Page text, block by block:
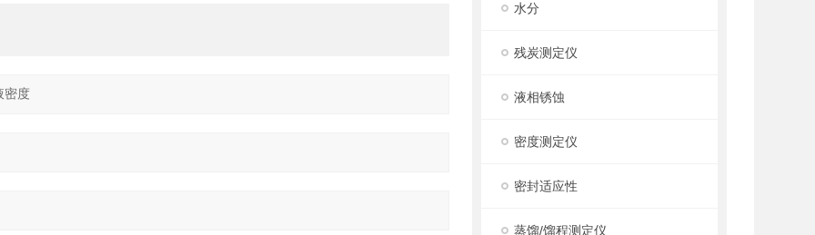
水分
残炭测定仪
液相锈蚀
密度测定仪
密封适应性
蒸馏/馏程测定仪